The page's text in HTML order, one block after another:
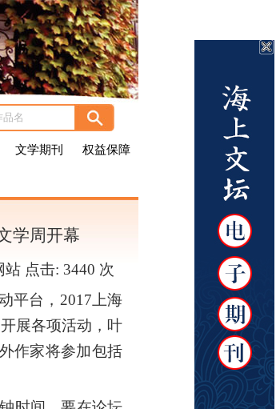
文学期刊 权益保障
学周开幕
站 点击: 3440 次
平台，2017上海
展各项活动，叶
作家将参加包括